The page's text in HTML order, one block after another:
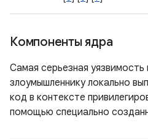
Компоненты ядра
Самая серьезная уязвимость
злоумышленнику локально
код в контексте
помощью специально